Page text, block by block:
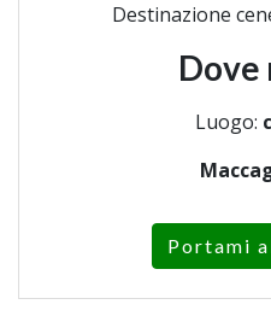
Destinazione
Dove
Luogo:
Portami